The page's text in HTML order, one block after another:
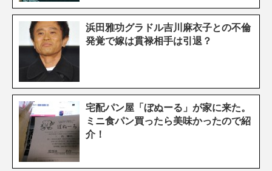
浜田雅功グラドル吉川麻衣子との不倫
発覚で嫁は貫禄相手は引退？
宅配パン屋「ぼぬーる」が家に来た。
ミニ食パン買ったら美味かったので紹
介！